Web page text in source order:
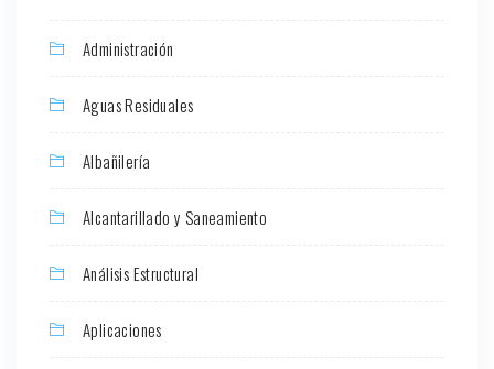
Administración
Aguas Residuales
Albañilería
Alcantarillado y Saneamiento
Análisis Estructural
Aplicaciones